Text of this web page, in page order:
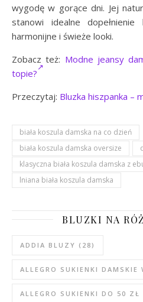
wygodę w gorące dni. Jej
stanowi idealne
harmonijne i świeże looki.
Zobacz też: Modne jeansy
topie?
Przeczytaj: Bluzka hiszpanka –
biała koszula damska na co dzień
biała koszula damska oversize
klasyczna biała koszula damska z
lniana biała koszula damska
BLUZKI NA
ADDIA BLUZY (28)
ALLEGRO SUKIENKI DAMSKIE
ALLEGRO SUKIENKI DO 50 ZŁ